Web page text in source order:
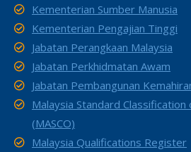
Kementerian Sumber Manusia
Kementerian Pengajian Tinggi
Jabatan Perangkaan Malaysia
Jabatan Perkhidmatan Awam
Jabatan Pembangunan
Malaysia Standard
(MASCO)
Malaysia Qualifications Register